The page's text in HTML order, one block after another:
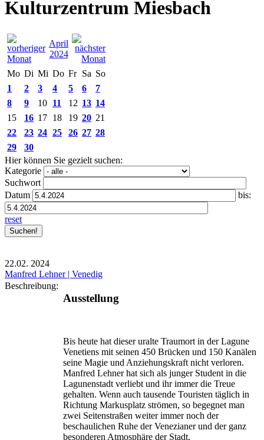
Kulturzentrum Miesbach
April
2024
Mo Di Mi Do Fr Sa So
1
2 3 4 5 6
7
8
9 10 11 12 13 14
15
16 17 18 19 20 21
22
23 24 25 26 27 28
29
30
Hier können Sie gezielt suchen:
Kategorie
Suchwort
Datum
bis:
reset
22.02. 2024
Manfred Lehner | Venedig
Beschreibung:
Ausstellung
Bis heute hat dieser uralte Traumort in der Lagune
Venetiens mit seinen 450 Brücken und 150 Kanälen
seine Magie und Anziehungskraft nicht verloren.
Manfred Lehner hat sich als junger Student in die
Lagunenstadt verliebt und ihr immer die Treue
gehalten. Wenn auch tausende Touristen täglich in
Richtung Markusplatz strömen, so begegnet man
zwei Seitenstraßen weiter immer noch der
beschaulichen Ruhe der Venezianer und der ganz
besonderen Atmosphäre der Stadt.